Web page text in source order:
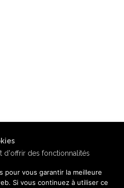
d'offrir des fonctionnalités
si vous continuez à utiliser
pour vous garantir la meilleure
Si vous continuez à utiliser ce